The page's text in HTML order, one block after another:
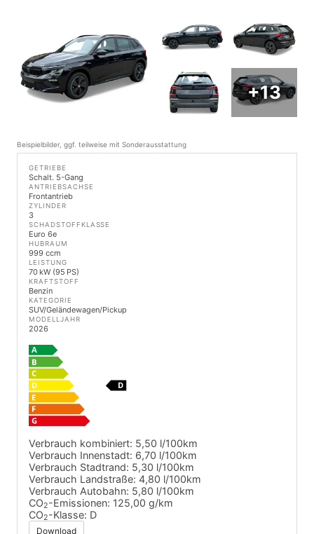
+13
Beispielbilder, ggf. teilweise mit Sonderausstattung
GETRIEBE
Schalt. 5-Gang
ANTRIEBSACHSE
Frontantrieb
ZYLINDER
3
SCHADSTOFFKLASSE
Euro 6e
HUBRAUM
999 ccm
LEISTUNG
70 kW (95 PS)
KRAFTSTOFF
Benzin
KATEGORIE
SUV/Geländewagen/Pickup
MODELLJAHR
2026
Verbrauch kombiniert: 5,50 l/100km
Verbrauch Innenstadt: 6,70 l/100km
Verbrauch Stadtrand: 5,30 l/100km
Verbrauch Landstraße: 4,80 l/100km
Verbrauch Autobahn: 5,80 l/100km
CO2-Emissionen: 125,00 g/km
CO2-Klasse: D
Download